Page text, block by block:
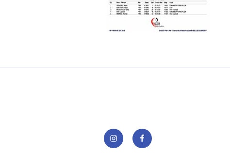
InstagramFacebook